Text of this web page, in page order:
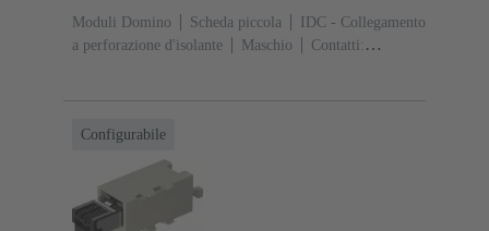
Moduli Domino Scheda piccola
IDC - Collegamento
a perforazione d'isolante
Maschio
Contatti:
Configurabile